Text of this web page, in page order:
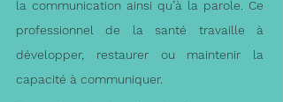
la communication ainsi qu’à la parole. Ce
professionnel de la santé travaille à
développer, restaurer ou maintenir la
capacité à communiquer.